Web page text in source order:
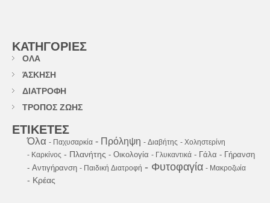
ΚΑΤΗΓΟΡΙΕΣ
ΟΛΑ
ΆΣΚΗΣΗ
ΔΙΑΤΡΟΦΗ
ΤΡΟΠΟΣ ΖΩΗΣ
ΕΤΙΚΕΤΕΣ
Όλα - Παχυσαρκία - Πρόληψη - Διαβήτης - Χοληστερίνη
- Καρκίνος - Πλανήτης - Οικολογία - Γλυκαντικά - Γάλα - Γήρανση
- Αντιγήρανση - Παιδική Διατροφή - Φυτοφαγία - Μακροζωία
- Κρέας